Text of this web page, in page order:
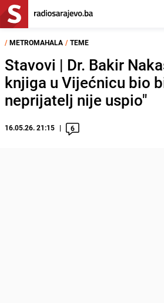
/ METROMAHALA / TEME
Stavovi | Dr. Bakir
knjiga u Vijećnicu bio
neprijatelj nije uspio"
16.05.26. 21:15 6